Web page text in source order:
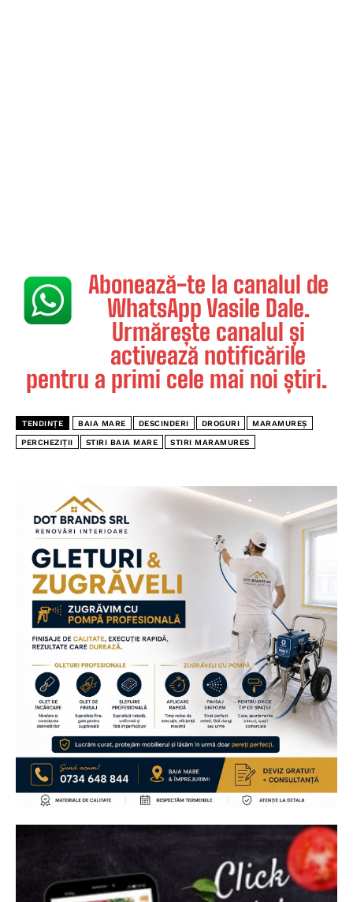
Abonează-te la canalul de
WhatsApp Vasile Dale.
Urmărește canalul și
activează notificările
pentru a primi cele mai noi știri.
TENDINȚE BAIA MARE DESCINDERI DROGURI MARAMUREȘ
PERCHEZIȚII STIRI BAIA MARE STIRI MARAMURES